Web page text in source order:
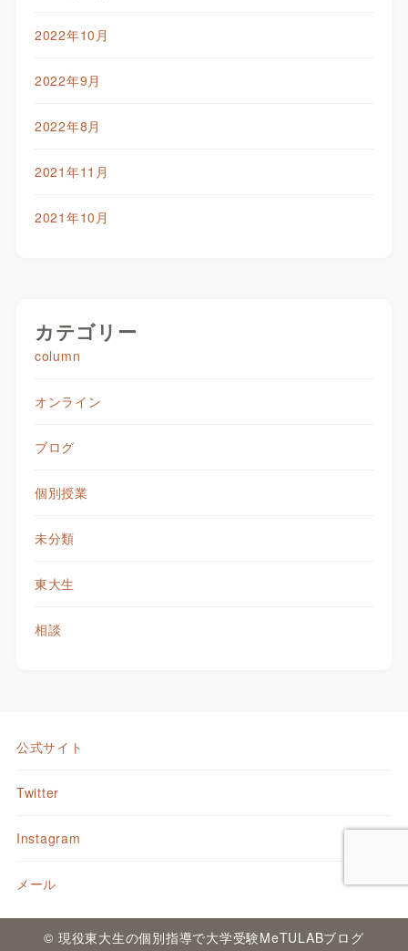
2022年10月
2022年9月
2022年8月
2021年11月
2021年10月
カテゴリー
column
オンライン
ブログ
個別授業
未分類
東大生
相談
公式サイト
Twitter
Instagram
メール
© 現役東大生の個別指導で大学受験MeTULABブログ